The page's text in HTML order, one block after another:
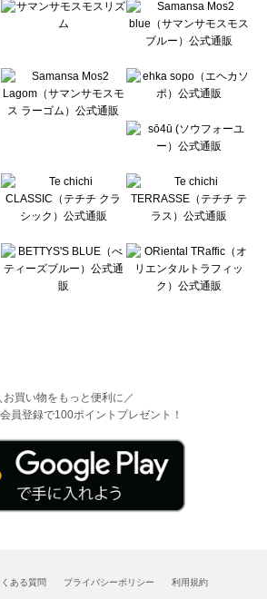
）のその他シューズ一覧
ブルー）のその他シューズ一覧
のその他シューズ一覧
お買い物をもっと便利に／
員登録で100ポイントプレゼント！
くある質問 プライバシーポリシー 利用規約